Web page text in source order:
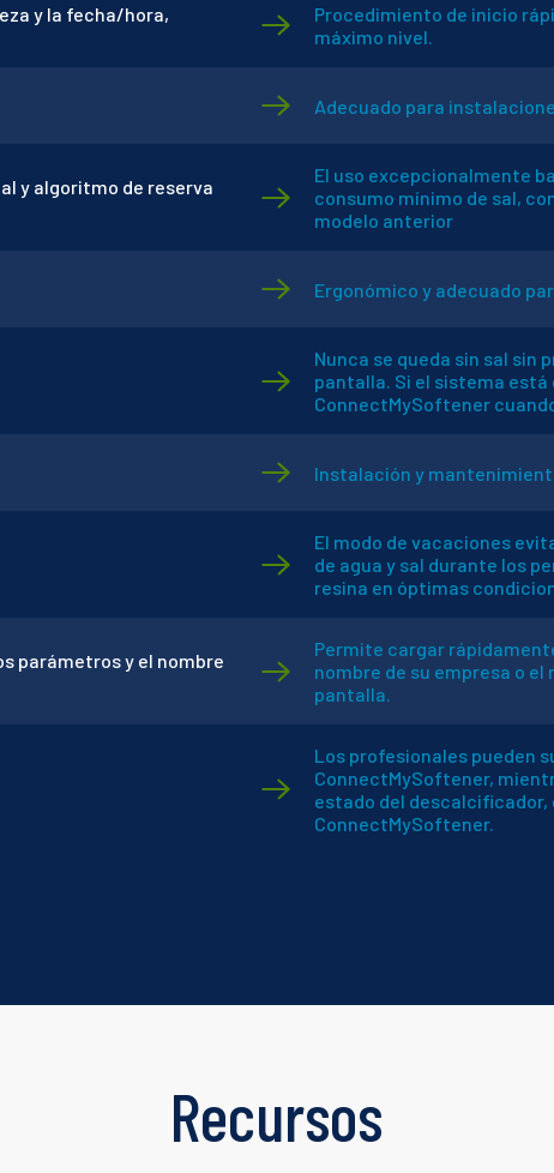
y la fecha/hora,
Procedimiento de inicio
máximo nivel.
Adecuado para
y algoritmo de reserva
El uso excepcionalmente
consumo mínimo de sal,
modelo anterior
Ergonómico y adecuado
Nunca se queda sin sal sin
pantalla. Si el sistema
ConnectMySoftener
Instalación y
El modo de vacaciones
de agua y sal durante los
resina en óptimas
parámetros y el nombre
Permite cargar
nombre de su empresa o
pantalla.
Los profesionales pueden
ConnectMySoftener,
estado del descalcificador,
ConnectMySoftener.
Recursos